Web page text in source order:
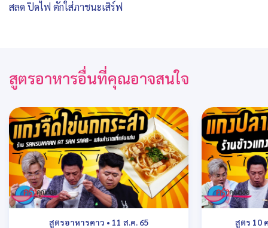
สลด ปิดไฟ ตักใส่ภาชนะเสิร์ฟ
สูตรอาหารอื่นที่คุณอาจสนใจ
สูตรอาหารคาว • 11 ส.ค. 65 สูตร 10